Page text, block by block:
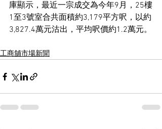
庫顯示，最近一宗成交為今年9月，25樓
1至3號室合共面積約3,179平方呎，以約
3,827.4萬元沽出，平均呎價約1.2萬元。
工商舖市場新聞